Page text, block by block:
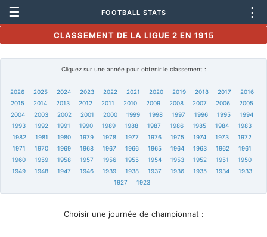
☰ FOOTBALL STATS ⋮
CLASSEMENT DE LA LIGUE 2 EN 1915
Cliquez sur une année pour obtenir le classement :
2026 2025 2024 2023 2022 2021 2020 2019 2018 2017
2016
2015
2014 2013 2012 2011 2010 2009 2008 2007 2006
2005
2004
2003 2002 2001 2000 1999 1998 1997 1996 1995
1994
1993
1992 1991 1990 1989 1988 1987 1986 1985 1984
1983
1982
1981 1980 1979 1978 1977 1976 1975 1974 1973
1972
1971
1970 1969 1968 1967 1966 1965 1964 1963 1962
1961
1960
1959 1958 1957 1956 1955 1954 1953 1952 1951
1950
1949
1948 1947 1946 1939 1938 1937 1936 1935 1934
1933
1927
1923
Choisir une journée de championnat :